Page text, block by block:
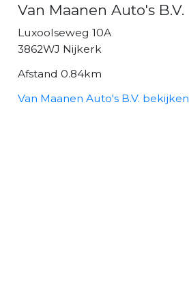
Van Maanen Auto's B.V.
Luxoolseweg 10A
3862WJ Nijkerk
Afstand 0.84km
Van Maanen Auto's B.V. bekijken